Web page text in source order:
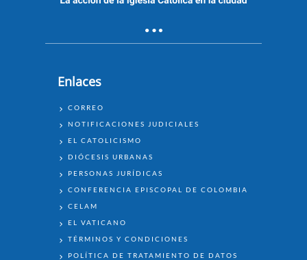
Enlaces
ENLACES
CORREO
NOTIFICACIONES JUDICIALES
EL CATOLICISMO
DIÓCESIS URBANAS
PERSONAS JURÍDICAS
CONFERENCIA EPISCOPAL DE COLOMBIA
CELAM
EL VATICANO
TÉRMINOS Y CONDICIONES
POLÍTICA DE TRATAMIENTO DE DATOS